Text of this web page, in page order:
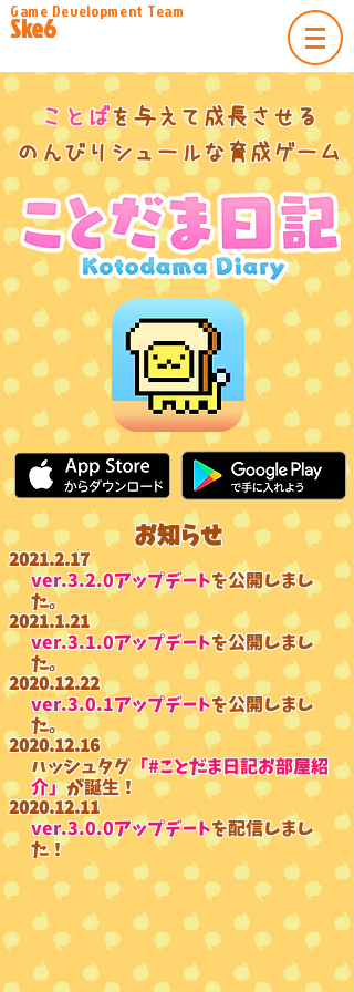
​Game Development Team
​Ske6
ことばを与えて成長させる
​のんびりシュールな育成ゲーム
​お知らせ
2021.2.17
ver.3.2.0アップデートを公開しまし
た。
2021.1.21
​ver.3.1.0アップデートを公開しまし
た。
2020.12.22
​ver.3.0.1アップデートを公開しまし
た。
2020.12.16
ハッシュタグ「#ことだま日記お部屋紹
介」が誕生！
2020.12.11
ver.3.0.0アップデートを配信しまし
た！